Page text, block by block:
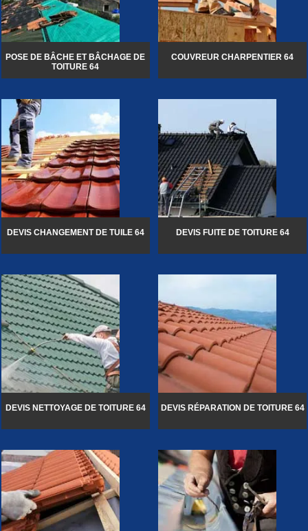
POSE DE BÂCHE ET BÂCHAGE DE
TOITURE 64
COUVREUR CHARPENTIER 64
DEVIS CHANGEMENT DE TUILE 64 DEVIS FUITE DE TOITURE 64
DEVIS NETTOYAGE DE TOITURE 64 DEVIS RÉPARATION DE TOITURE 64